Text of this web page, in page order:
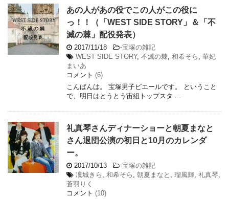
あの人があの役でこの人がこの役に
っ！！（「WEST SIDE STORY」＆「不
滅の棘」配役発表）
2017/11/18 -宝塚の雑記
WEST SIDE STORY, 不滅の棘, 和希そら , 華妃
まいあ
コメント (6)
こんばんは。 宝塚男子ピエールです。 ということ
で、明日はとうとう宙組トップスタ ...
礼真琴さんディナーショーと朝夏まなと
さん退団公演の初日と10月のカレンダ
ー。
2017/10/13 -宝塚の雑記
凜城きら , 和希そら , 朝夏まなと , 瑠風輝, 礼真琴,
蒼羽りく
コメント (10)